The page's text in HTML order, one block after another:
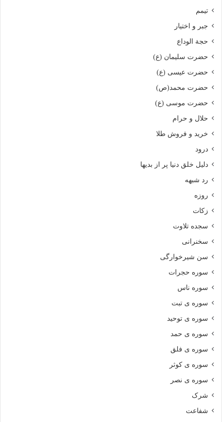
تیمم
جبر و اختیار
حجة الوداع
حضرت سلیمان (ع)
حضرت عیسی (ع)
حضرت محمد(ص)
حضرت موسی (ع)
حلال و حرام
خرید و فروش طلا
درود
دلیل خلق دنیا پر از بدیها
رد شبهه
روزه
زکات
سجده تلاوت
سخنرانی
سن شیرخوارگی
سوره حجرات
سوره ناس
سوره ی تبت
سوره ی توحید
سوره ی حمد
سوره ی فلق
سوره ی کوثر
سوره ی نصر
شرک
شفاعت